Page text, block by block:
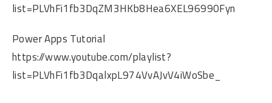
list=PLVhFi1fb3DqZM3HKb8Hea6XEL96990Fyn
Power Apps Tutorial
https://www.youtube.com/playlist?
list=PLVhFi1fb3DqalxpL974VvAJvV4iWoSbe_